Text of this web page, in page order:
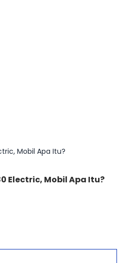
Mobil Apa Itu?
Electric, Mobil Apa Itu?